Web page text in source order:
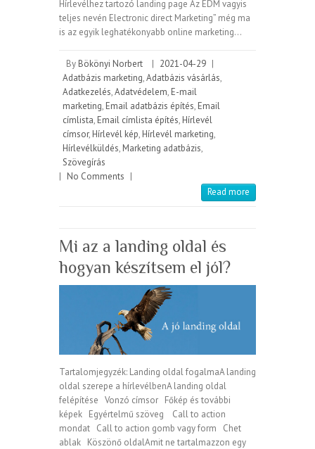
Hírlevélhez tartozó landing page Az EDM vagyis
teljes nevén Electronic direct Marketing” még ma
is az egyik leghatékonyabb online marketing…
By Bökönyi Norbert | 2021-04-29 |
Adatbázis marketing,Adatbázis vásárlás,
Adatkezelés,Adatvédelem, E-mail
marketing, Email adatbázis építés, Email
címlista, Email címlista építés, Hírlevél
címsor, Hírlevél kép, Hírlevél marketing,
Hírlevélküldés, Marketing adatbázis,
Szövegírás
| No Comments |
Read more
Mi az a landing oldal és
hogyan készítsem el jól?
Tartalomjegyzék: Landing oldal fogalmaA landing
oldal szerepe a hírlevélbenA landing oldal
felépítése Vonzó címsor Főkép és további
képek Egyértelmű szöveg Call to action
mondat Call to action gomb vagy form Chet
ablak Köszönő oldalAmit ne tartalmazzon egy